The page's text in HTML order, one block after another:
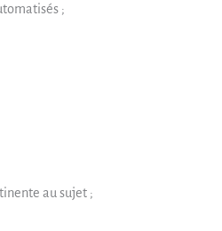
;
au sujet ;